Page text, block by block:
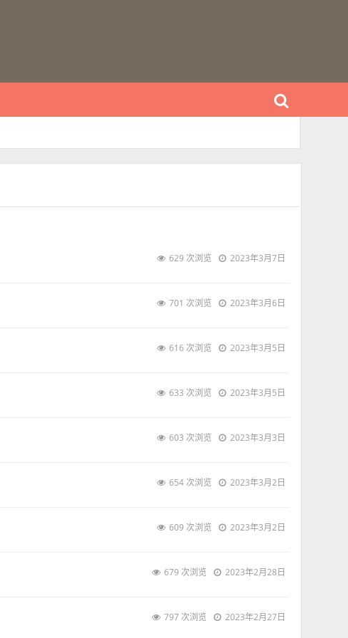
629 次浏览 2023年3月7日
701 次浏览 2023年3月6日
616 次浏览 2023年3月5日
633 次浏览 2023年3月5日
603 次浏览 2023年3月3日
654 次浏览 2023年3月2日
609 次浏览 2023年3月2日
679 次浏览 2023年2月28日
797 次浏览 2023年2月27日